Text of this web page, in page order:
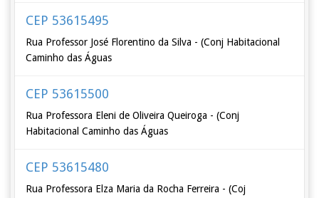
CEP 53615495
Rua Professor José Florentino da Silva - (Conj Habitacional
Caminho das Águas
CEP 53615500
Rua Professora Eleni de Oliveira Queiroga - (Conj
Habitacional Caminho das Águas
CEP 53615480
Rua Professora Elza Maria da Rocha Ferreira - (Coj